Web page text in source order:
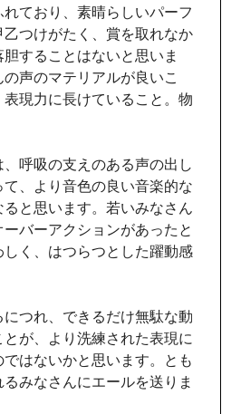
ており、素晴らしいパーフ
つけがたく、賞を取れなか
することはないと思いま
声のマテリアルが良いこ
現力に長けていること。物
呼吸の支えのある声の出し
、より音色の良い音楽的な
と思います。若いみなさん
バーアクションがあったと
く、はつらつとした躍動感
つれ、できるだけ無駄な動
が、より洗練された表現に
はないかと思います。とも
みなさんにエールを送りま